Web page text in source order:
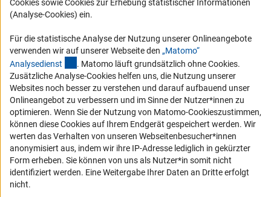
RSS-Feeds
Vergabeverfahren
Barrierefreiheit
Service und Informationen für Menschen mit Behinderungen
Erklärung zur Barrierefreiheit
Barriere melden
DFG-aktuell
Erhalten Sie Neuigkeiten aus der DFG direkt in Ihr Mailpostfach oder
schauen Sie sich die Ausgaben online an.
Cookies sowie Cookies zur Erhebung statistischer Informationen
(Analyse-Cookies) ein.
Für die statistische Analyse der Nutzung unserer Onlineangebote
verwenden wir auf unserer Webseite den „Matomo“
Analysedienst (externer Link)
. Matomo läuft grundsätzlich ohne Cookies.
Zusätzliche Analyse-Cookies helfen uns, die Nutzung unserer
Websites noch besser zu verstehen und darauf aufbauend unser
Onlineangebot zu verbessern und im Sinne der Nutzer*innen zu
optimieren. Wenn Sie der Nutzung von Matomo-Cookieszustimmen,
können diese Cookies auf Ihrem Endgerät gespeichert werden. Wir
werten das Verhalten von unseren Webseitenbesucher*innen
anonymisiert aus, indem wir ihre IP-Adresse lediglich in gekürzter
Form erheben. Sie können von uns als Nutzer*in somit nicht
identifiziert werden. Eine Weitergabe Ihrer Daten an Dritte erfolgt
nicht.